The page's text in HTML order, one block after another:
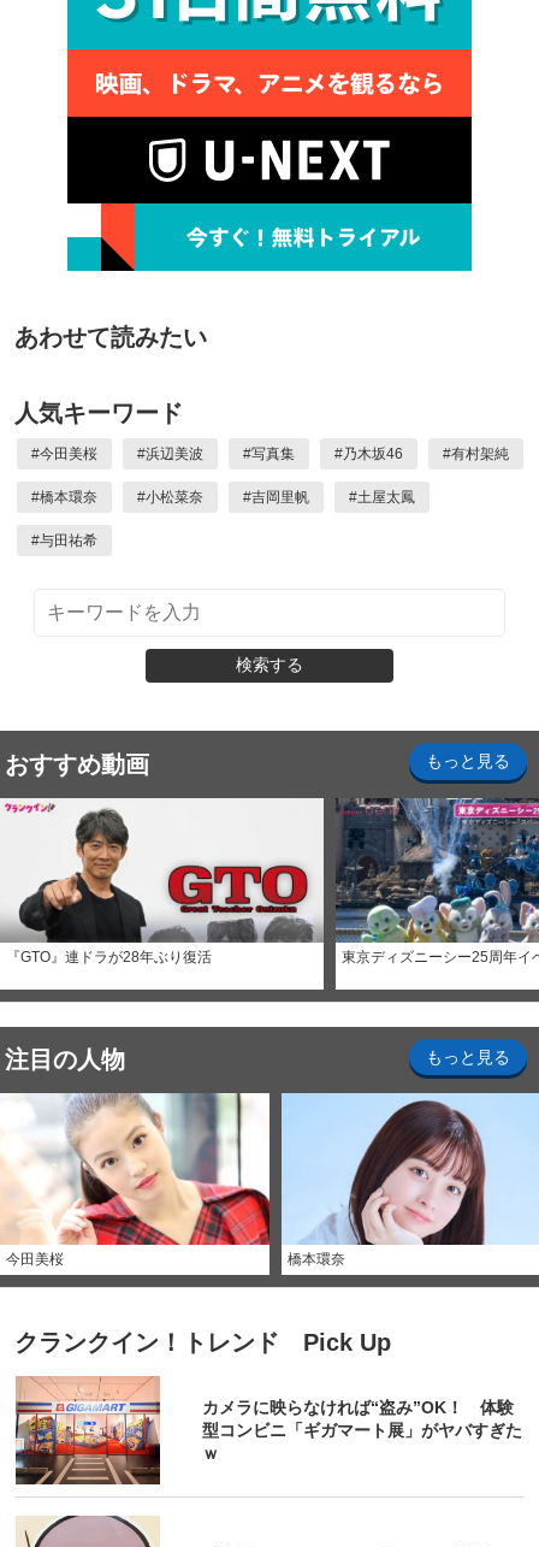
あわせて読みたい
人気キーワード
#今田美桜 #浜辺美波 #写真集 #乃木坂46 #有村架純
#橋本環奈 #小松菜奈 #吉岡里帆 #土屋太鳳
#与田祐希
検索する
おすすめ動画 もっと見る
『GTO』連ドラが28年ぶり復活 東京ディズニーシー25周年イ
注目の人物 もっと見る
今田美桜 橋本環奈
クランクイン！トレンド Pick Up
カメラに映らなければ“盗み”OK！ 体験
型コンビニ「ギガマート展」がヤバすぎた
ｗ